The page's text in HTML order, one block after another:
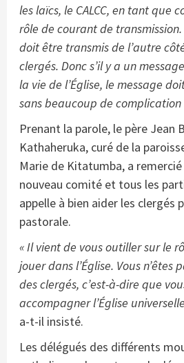
les laïcs, le CALCC, en tant que
rôle de courant de
doit être transmis de l’autre
clergés. Donc s’il y a un
la vie de l’Église, le message
sans beaucoup de complication
Prenant la parole, le père Jean
Kathaheruka, curé de la
Marie de Kitatumba, a
nouveau comité et tous les
appelle à bien aider les clergés
pastorale.
« Il vient de vous outiller sur le
jouer dans l’Église. Vous n’êtes
des clergés, c’est-à-dire que
accompagner l’Église
a-t-il insisté.
Les délégués des différents